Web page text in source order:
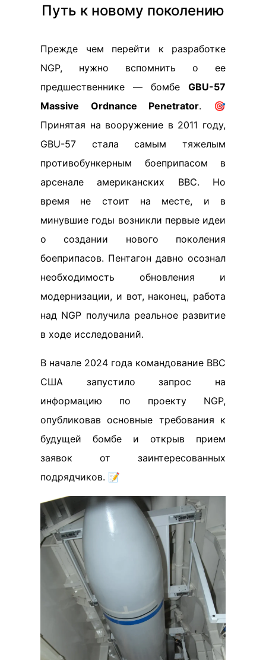
Путь к новому поколению
Прежде чем перейти к разработке
NGP, нужно вспомнить о ее
предшественнике — бомбе GBU-57
Massive Ordnance Penetrator. 🎯
Принятая на вооружение в 2011 году,
GBU-57 стала самым тяжелым
противобункерным боеприпасом в
арсенале американских ВВС. Но
время не стоит на месте, и в
минувшие годы возникли первые идеи
о создании нового поколения
боеприпасов. Пентагон давно осознал
необходимость обновления и
модернизации, и вот, наконец, работа
над NGP получила реальное развитие
в ходе исследований.
В начале 2024 года командование ВВС
США запустило запрос на
информацию по проекту NGP,
опубликовав основные требования к
будущей бомбе и открыв прием
заявок от заинтересованных
подрядчиков. 📝